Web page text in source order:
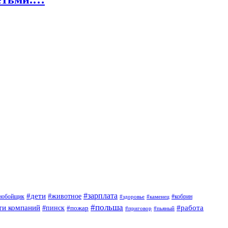
#дети #животное #зарплата #здоровье #каменец #кобрин
компаний #пинск #пожар #польша #приговор #пьяный #работа